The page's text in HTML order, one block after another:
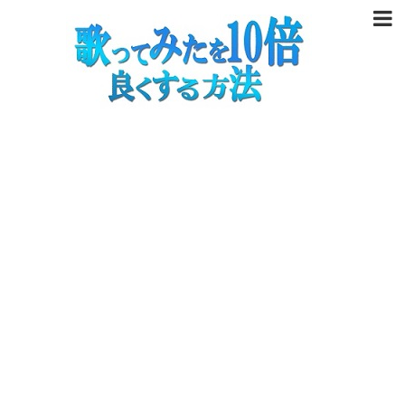
歌い手デビューしよう
STEP① 機材をそろえよう